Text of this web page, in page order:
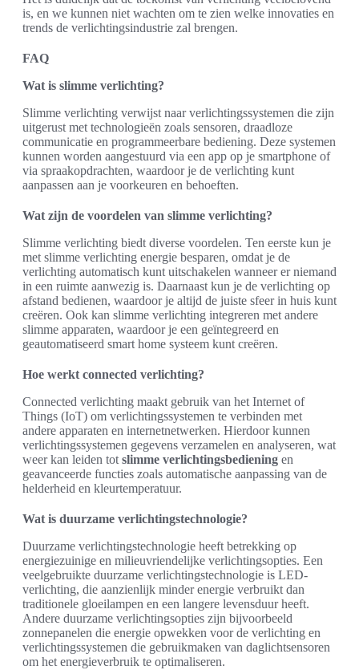
is, en we kunnen niet wachten om te zien welke innovaties en
trends de verlichtingsindustrie zal brengen.
FAQ
Wat is slimme verlichting?
Slimme verlichting verwijst naar verlichtingssystemen die zijn
uitgerust met technologieën zoals sensoren, draadloze
communicatie en programmeerbare bediening. Deze systemen
kunnen worden aangestuurd via een app op je smartphone of
via spraakopdrachten, waardoor je de verlichting kunt
aanpassen aan je voorkeuren en behoeften.
Wat zijn de voordelen van slimme verlichting?
Slimme verlichting biedt diverse voordelen. Ten eerste kun je
met slimme verlichting energie besparen, omdat je de
verlichting automatisch kunt uitschakelen wanneer er niemand
in een ruimte aanwezig is. Daarnaast kun je de verlichting op
afstand bedienen, waardoor je altijd de juiste sfeer in huis kunt
creëren. Ook kan slimme verlichting integreren met andere
slimme apparaten, waardoor je een geïntegreerd en
geautomatiseerd smart home systeem kunt creëren.
Hoe werkt connected verlichting?
Connected verlichting maakt gebruik van het Internet of
Things (IoT) om verlichtingssystemen te verbinden met
andere apparaten en internetnetwerken. Hierdoor kunnen
verlichtingssystemen gegevens verzamelen en analyseren, wat
weer kan leiden tot slimme verlichtingsbediening en
geavanceerde functies zoals automatische aanpassing van de
helderheid en kleurtemperatuur.
Wat is duurzame verlichtingstechnologie?
Duurzame verlichtingstechnologie heeft betrekking op
energiezuinige en milieuvriendelijke verlichtingsopties. Een
veelgebruikte duurzame verlichtingstechnologie is LED-
verlichting, die aanzienlijk minder energie verbruikt dan
traditionele gloeilampen en een langere levensduur heeft.
Andere duurzame verlichtingsopties zijn bijvoorbeeld
zonnepanelen die energie opwekken voor de verlichting en
verlichtingssystemen die gebruikmaken van daglichtsensoren
om het energieverbruik te optimaliseren.